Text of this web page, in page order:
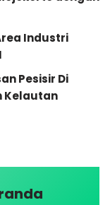
Industri
Pesisir Di
Kelautan